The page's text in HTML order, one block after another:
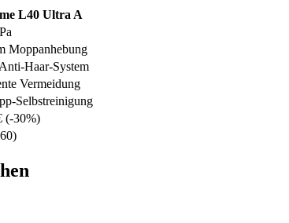
L40 Ultra A
Moppanhebung
Haar-System
Vermeidung
Selbstreinigung
(-30%)